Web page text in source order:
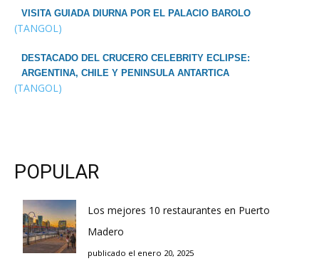
VISITA GUIADA DIURNA POR EL PALACIO BAROLO
(TANGOL)
DESTACADO DEL CRUCERO CELEBRITY ECLIPSE:
ARGENTINA, CHILE Y PENINSULA ANTARTICA
(TANGOL)
POPULAR
Los mejores 10 restaurantes en Puerto
Madero
publicado el enero 20, 2025